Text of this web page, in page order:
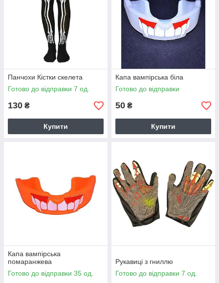
Панчохи Кістки скелета
Готово до відправки 7 од.
130 ₴
Купити
Капа вампірська біла
Готово до відправки
50 ₴
Купити
Капа вампірська
помаранжева
Готово до відправки 35 од.
Рукавиці з гниллю
Готово до відправки 7 од.